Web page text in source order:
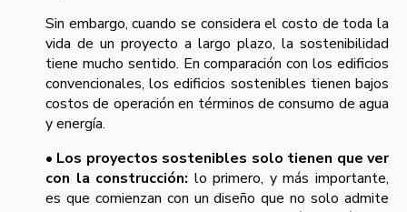
Sin embargo, cuando se considera el costo de toda la
vida de un proyecto a largo plazo, la sostenibilidad
tiene mucho sentido. En comparación con los edificios
convencionales, los edificios sostenibles tienen bajos
costos de operación en términos de consumo de agua
y energía.
• Los proyectos sostenibles solo tienen que ver
con la construcción: lo primero, y más importante,
es que comienzan con un diseño que no solo admite